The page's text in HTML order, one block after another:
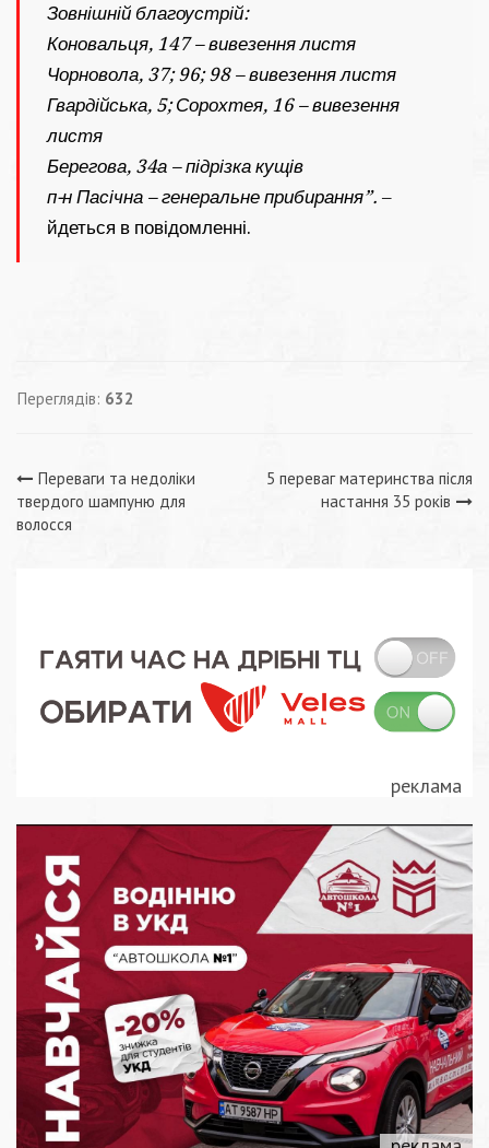
Зовнішній благоустрій:
Коновальця, 147 – вивезення листя
Чорновола, 37; 96; 98 – вивезення листя
Гвардійська, 5; Сорохтея, 16 – вивезення
листя
Берегова, 34а – підрізка кущів
п-н Пасічна – генеральне прибирання”. –
йдеться в повідомленні.
Переглядів: 632
Навігація
записів
Переваги та недоліки
твердого шампуню для
волосся
5 переваг материнства після
настання 35 років